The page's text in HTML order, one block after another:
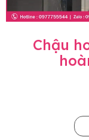
Chậu